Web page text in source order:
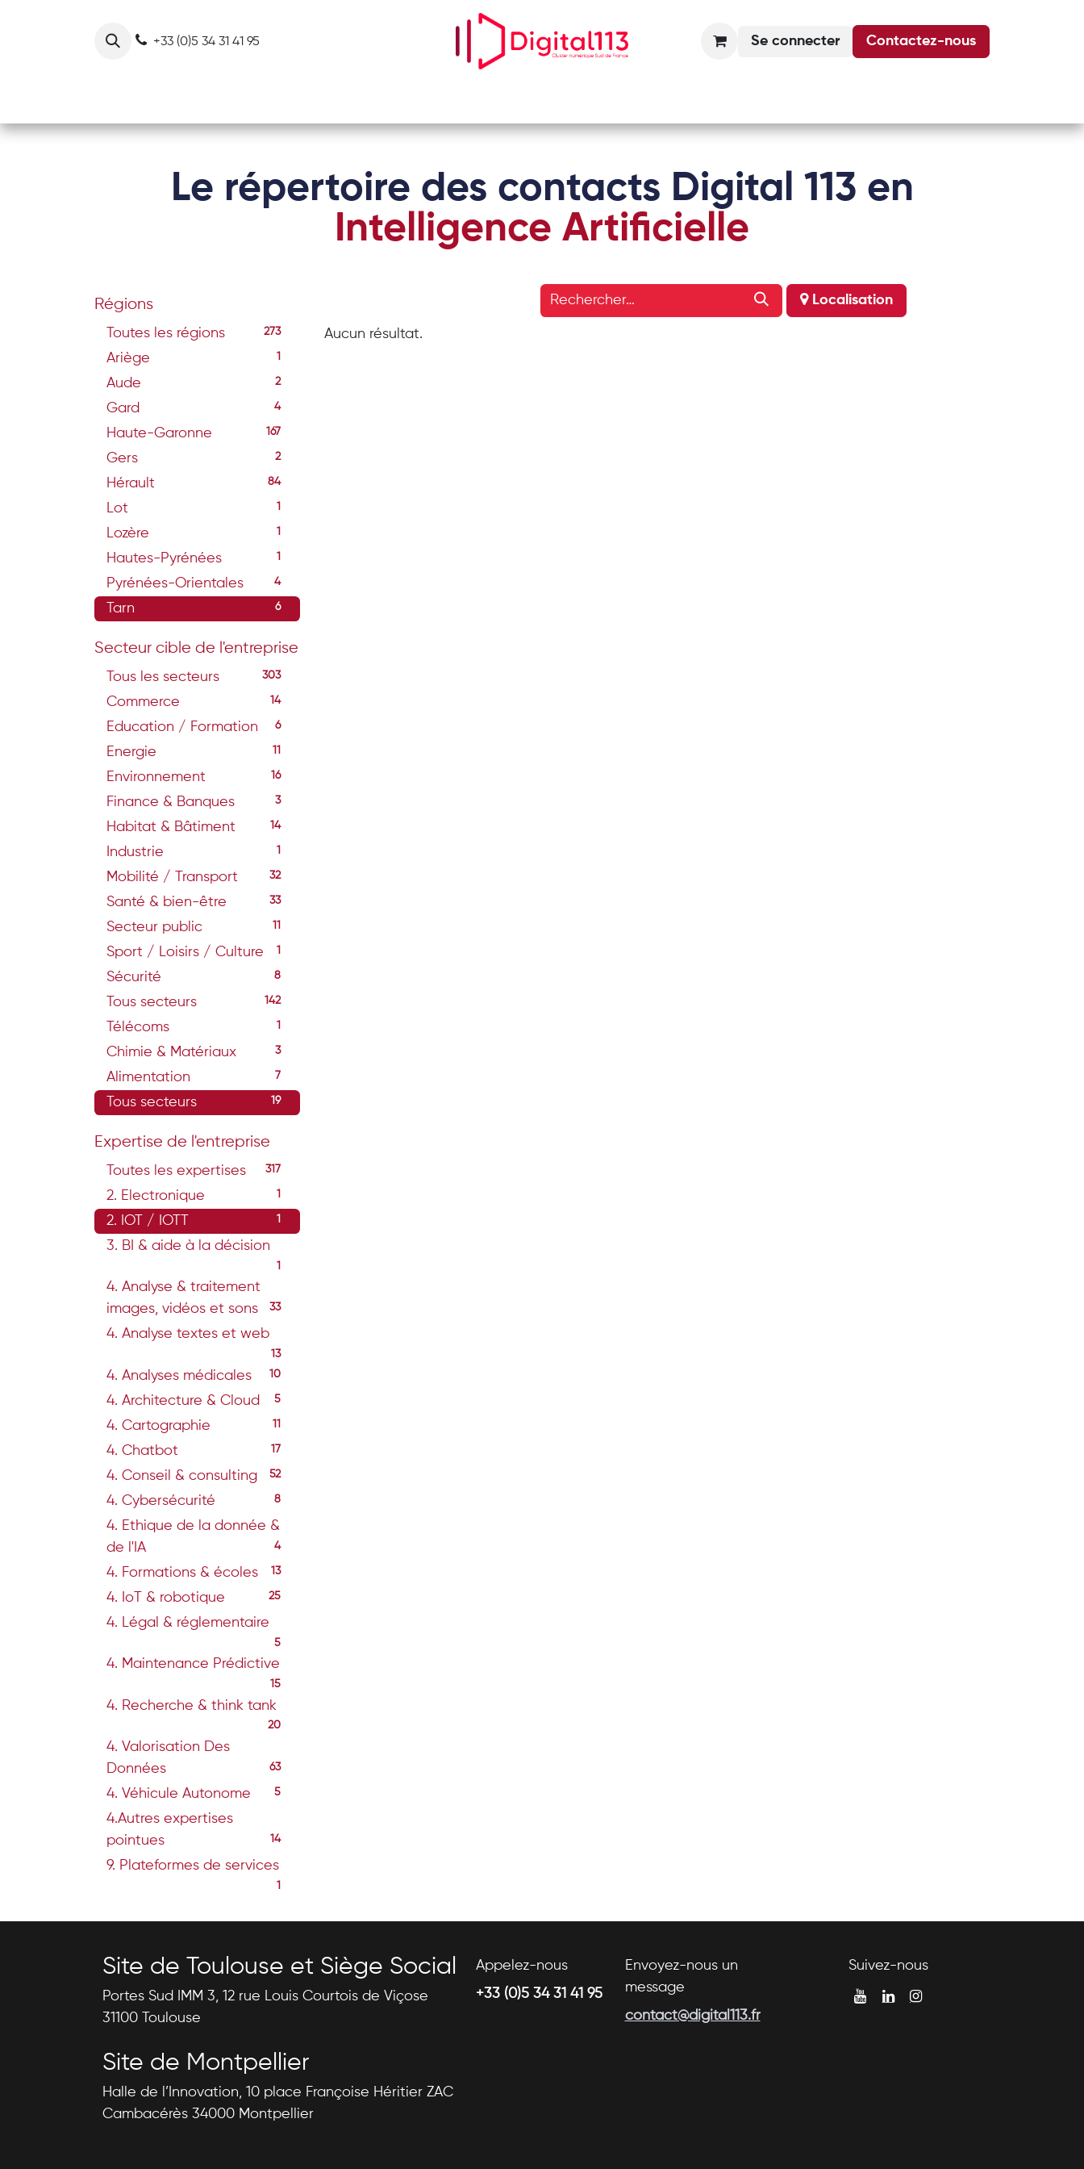
+33 (0)5 34 31 41 95 Se connecter Contactez-nous
Le répertoire des contacts Digital 113 en
Intelligence Artificielle
Régions
Toutes les régions 273
Ariège 1
Aude 2
Gard 4
Haute-Garonne 167
Gers 2
Hérault 84
Lot 1
Lozère 1
Hautes-Pyrénées 1
Pyrénées-Orientales 4
Tarn 6
Secteur cible de l'entreprise
Tous les secteurs 303
Commerce 14
Education / Formation 6
Energie 11
Environnement 16
Finance & Banques 3
Habitat & Bâtiment 14
Industrie 1
Mobilité / Transport 32
Santé & bien-être 33
Secteur public 11
Sport / Loisirs / Culture 1
Sécurité 8
Tous secteurs 142
Télécoms 1
Chimie & Matériaux 3
Alimentation 7
Tous secteurs 19
Expertise de l'entreprise
Toutes les expertises 317
2. Electronique 1
2. IOT / IOTT 1
3. BI & aide à la décision
1
4. Analyse & traitement
images, vidéos et sons
33
4. Analyse textes et web
13
4. Analyses médicales 10
4. Architecture & Cloud 5
4. Cartographie 11
4. Chatbot 17
4. Conseil & consulting 52
4. Cybersécurité 8
4. Ethique de la donnée &
de l'IA
4
4. Formations & écoles 13
4. IoT & robotique 25
4. Légal & réglementaire
5
4. Maintenance Prédictive
15
4. Recherche & think tank
20
4. Valorisation Des
Données
63
4. Véhicule Autonome 5
4.Autres expertises
pointues
14
9. Plateformes de services
1
Localisation
Aucun résultat.
Site de Toulouse et Siège Social
Portes Sud IMM 3, 12 rue Louis Courtois de Viçose
31100 Toulouse
Site de Montpellier
Halle de l’Innovation, 10 place Françoise Héritier ZAC
Cambacérès 34000 Montpellier
Appelez-nous
+33 (0)5 34 31 41 95
Envoyez-nous un
message
contact@digital113.fr
Suivez-nous